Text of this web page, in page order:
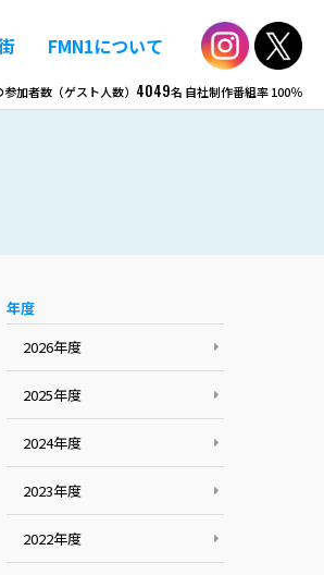
FMN1について
加者数（ゲスト人数） 4049名 自社制作番組率100％
年度
2026年度
2025年度
2024年度
2023年度
2022年度